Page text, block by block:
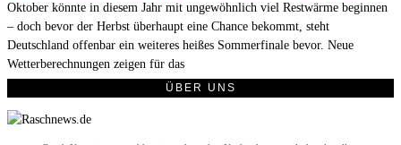
Oktober könnte in diesem Jahr mit ungewöhnlich viel Restwärme beginnen
– doch bevor der Herbst überhaupt eine Chance bekommt, steht
Deutschland offenbar ein weiteres heißes Sommerfinale bevor. Neue
Wetterberechnungen zeigen für das
ÜBER UNS